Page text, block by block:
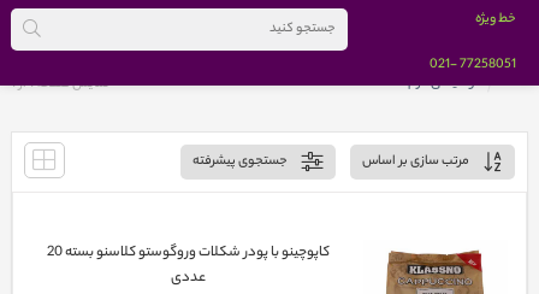
خط ویژه
77258051
-021
خانه
نوشیدنی گرم نمایش صفحه 1 از 1
مرتب سازی بر اساس جستجوی پیشرفته
کاپوچینو با پودر شکلات وروگوستو کلاسنو بسته 20
عددی